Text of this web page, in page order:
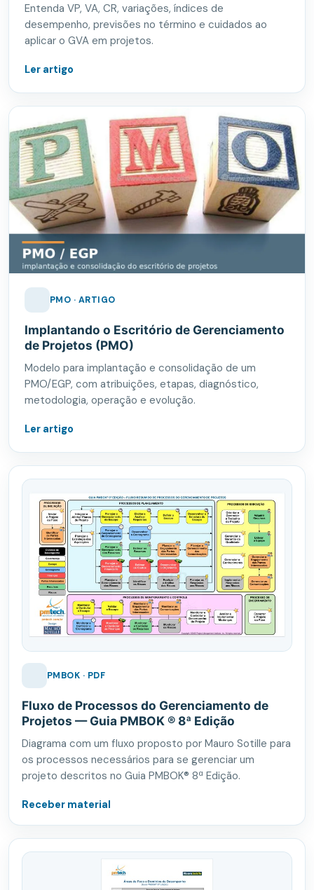
Entenda VP, VA, CR, variações, índices de
desempenho, previsões no término e cuidados ao
aplicar o GVA em projetos.
Ler artigo
PMO · ARTIGO
Implantando o Escritório de Gerenciamento
de Projetos (PMO)
Modelo para implantação e consolidação de um
PMO/EGP, com atribuições, etapas, diagnóstico,
metodologia, operação e evolução.
Ler artigo
PMBOK · PDF
Fluxo de Processos do Gerenciamento de
Projetos — Guia PMBOK ® 8ª Edição
Diagrama com um fluxo proposto por Mauro Sotille para
os processos necessários para se gerenciar um
projeto descritos no Guia PMBOK® 8ª Edição.
Receber material